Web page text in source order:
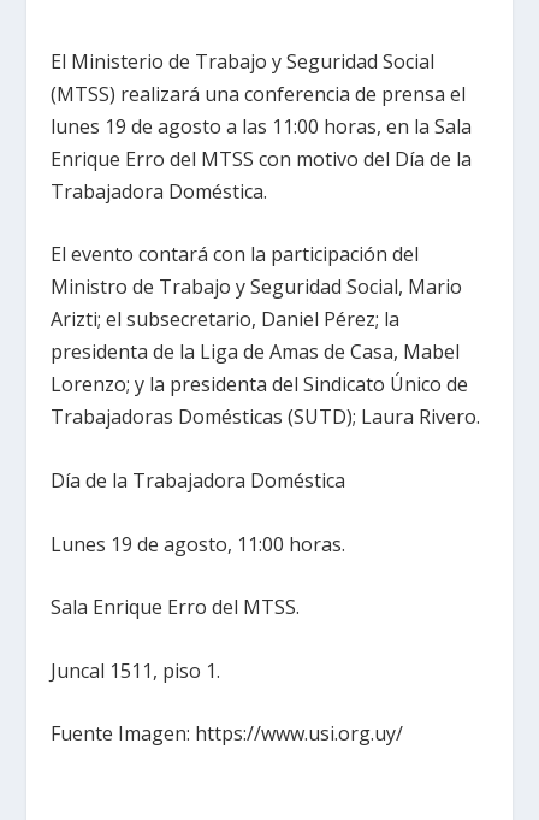
El Ministerio de Trabajo y Seguridad Social
(MTSS) realizará una conferencia de prensa el
lunes 19 de agosto a las 11:00 horas, en la Sala
Enrique Erro del MTSS con motivo del Día de la
Trabajadora Doméstica.
El evento contará con la participación del
Ministro de Trabajo y Seguridad Social, Mario
Arizti; el subsecretario, Daniel Pérez; la
presidenta de la Liga de Amas de Casa, Mabel
Lorenzo; y la presidenta del Sindicato Único de
Trabajadoras Domésticas (SUTD); Laura Rivero.
Día de la Trabajadora Doméstica
Lunes 19 de agosto, 11:00 horas.
Sala Enrique Erro del MTSS.
Juncal 1511, piso 1.
Fuente Imagen: https://www.usi.org.uy/